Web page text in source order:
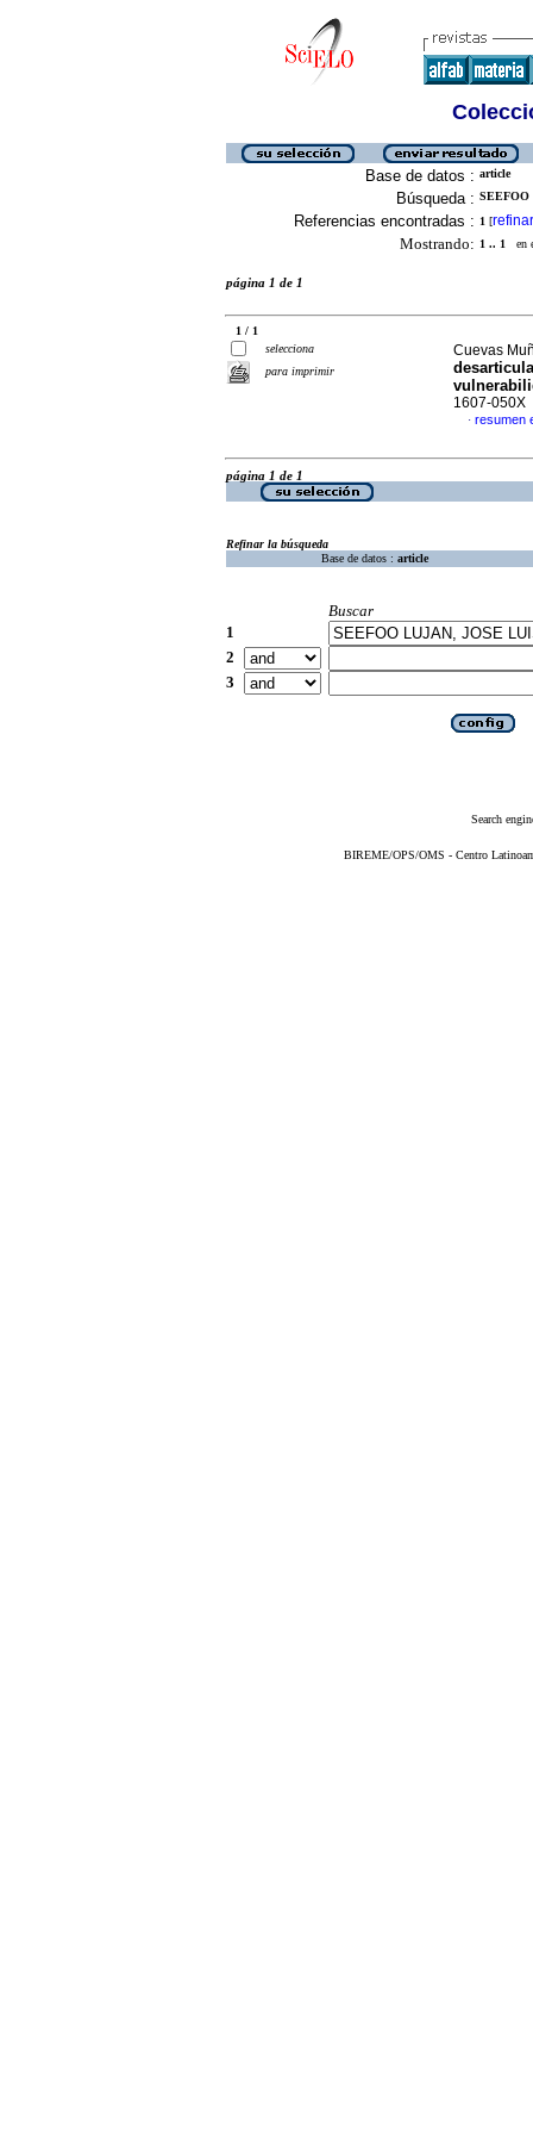
Base de datos : article
Búsqueda :
Referencias encontradas : 1 [refinar
Mostrando: 1 .. 1 en
página 1 de 1
1 / 1
selecciona
para imprimir
Cuevas
1607-050X
· resumen
página 1 de 1
Refinar la búsqueda
Base de datos : article
Buscar
1
2
3
Search
BIREME/OPS/OMS - Centro